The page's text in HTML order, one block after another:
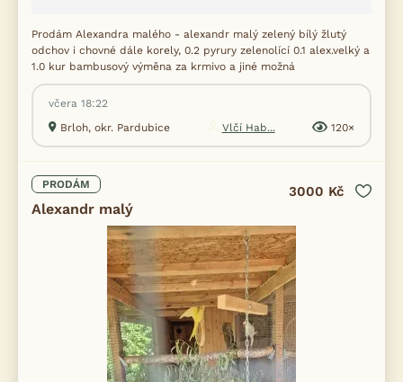
Prodám Alexandra malého - alexandr malý zelený bílý žlutý
odchov i chovné dále korely, 0.2 pyrury zelenolící 0.1 alex.velký a
1.0 kur bambusový výměna za krmivo a jiné možná
včera 18:22
Brloh, okr. Pardubice
Vlčí Hab... 120×
PRODÁM
Alexandr malý
3000 Kč